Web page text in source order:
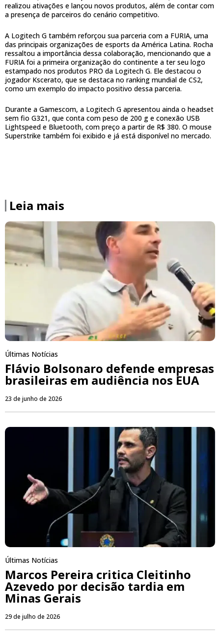
realizou ativações e lançou novos produtos, além de contar com
a presença de parceiros do cenário competitivo.
A Logitech G também reforçou sua parceria com a FURIA, uma
das principais organizações de esports da América Latina. Rocha
ressaltou a importância dessa colaboração, mencionando que a
FURIA foi a primeira organização do continente a ter seu logo
estampado nos produtos PRO da Logitech G. Ele destacou o
jogador Kscerato, que se destaca no ranking mundial de CS2,
como um exemplo do impacto positivo dessa parceria.
Durante a Gamescom, a Logitech G apresentou ainda o headset
sem fio G321, que conta com peso de 200 g e conexão USB
Lightspeed e Bluetooth, com preço a partir de R$ 380. O mouse
Superstrike também foi exibido e já está disponível no mercado.
Leia mais
Últimas Notícias
Flávio Bolsonaro defende empresas
brasileiras em audiência nos EUA
23 de junho de 2026
Últimas Notícias
Marcos Pereira critica Cleitinho
Azevedo por decisão tardia em
Minas Gerais
29 de julho de 2026